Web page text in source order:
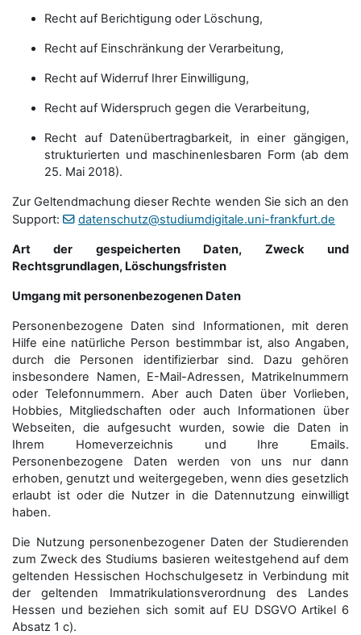
Recht auf Berichtigung oder Löschung,
Recht auf Einschränkung der Verarbeitung,
Recht auf Widerruf Ihrer Einwilligung,
Recht auf Widerspruch gegen die Verarbeitung,
Recht auf Datenübertragbarkeit, in einer gängigen,
strukturierten und maschinenlesbaren Form (ab dem
25. Mai 2018).
Zur Geltendmachung dieser Rechte wenden Sie sich an den
Support:
datenschutz@studiumdigitale.uni-frankfurt.de
Art der gespeicherten Daten, Zweck und
Rechtsgrundlagen, Löschungsfristen
Umgang mit personenbezogenen Daten
Personenbezogene Daten sind Informationen, mit deren
Hilfe eine natürliche Person bestimmbar ist, also Angaben,
durch die Personen identifizierbar sind. Dazu gehören
insbesondere Namen, E-Mail-Adressen, Matrikelnummern
oder Telefonnummern. Aber auch Daten über Vorlieben,
Hobbies, Mitgliedschaften oder auch Informationen über
Webseiten, die aufgesucht wurden, sowie die Daten in
Ihrem Homeverzeichnis und Ihre Emails.
Personenbezogene Daten werden von uns nur dann
erhoben, genutzt und weitergegeben, wenn dies gesetzlich
erlaubt ist oder die Nutzer in die Datennutzung einwilligt
haben.
Die Nutzung personenbezogener Daten der Studierenden
zum Zweck des Studiums basieren weitestgehend auf dem
geltenden Hessischen Hochschulgesetz in Verbindung mit
der geltenden Immatrikulationsverordnung des Landes
Hessen und beziehen sich somit auf EU DSGVO Artikel 6
Absatz 1 c).